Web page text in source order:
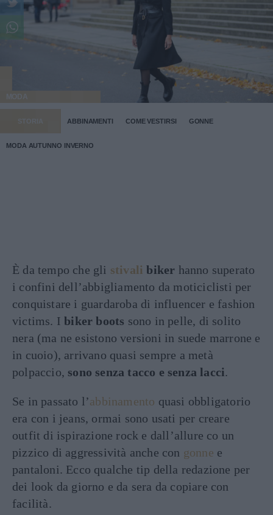
MODA
STORIA ABBINAMENTI COME VESTIRSI GONNE
MODA AUTUNNO INVERNO
È da tempo che gli stivali biker hanno superato
i confini dell’abbigliamento da moticiclisti per
conquistare i guardaroba di influencer e fashion
victims. Ibiker boots sono in pelle, di solito
nera (ma ne esistono versioni in suede marrone e
in cuoio), arrivano quasi sempre a metà
polpaccio, sono senza tacco e senza lacci.
Se in passato l’abbinamento quasi obbligatorio
era con i jeans, ormai sono usati per creare
outfit di ispirazione rock e dall’allure co un
pizzico di aggressività anche con gonne e
pantaloni. Ecco qualche tip della redazione per
dei look da giorno e da sera da copiare con
facilità.